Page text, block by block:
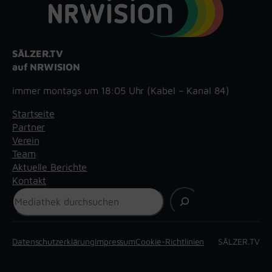
SÄLZER.TV
auf NRWISION
immer montags um 18:05 Uhr (Kabel – Kanal 84)
Startseite
Partner
Verein
Team
Aktuelle Berichte
Kontakt
Suchen
DatenschutzerklärungImpressumCookie-Richtlinien SÄLZER.TV